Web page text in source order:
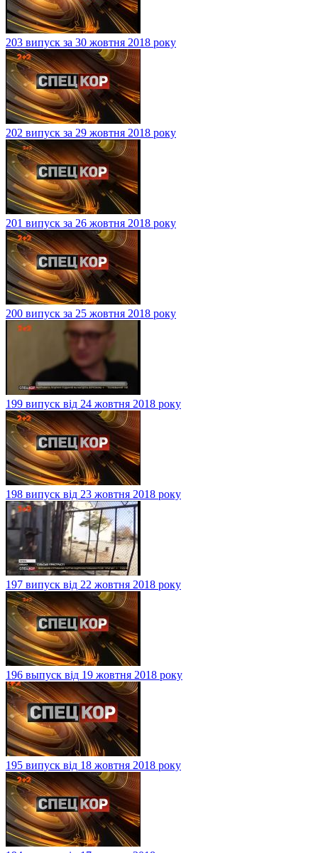
203 випуск за 30 жовтня 2018 року
202 випуск за 29 жовтня 2018 року
201 випуск за 26 жовтня 2018 року
200 випуск за 25 жовтня 2018 року
199 випуск від 24 жовтня 2018 року
198 випуск від 23 жовтня 2018 року
197 випуск від 22 жовтня 2018 року
196 выпуск від 19 жовтня 2018 року
195 випуск від 18 жовтня 2018 року